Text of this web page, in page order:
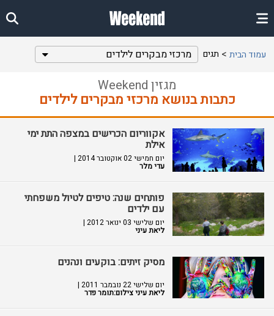
מגזין Weekend
כתבות בנושא מרכזי מבקרים לילדים
עמוד הבית תגים מרכזי מבקרים לילדים
אקווריום הכרישים במצפה התת ימי
אילת
יום חמישי 02 אוקטובר 2014 |
עדי מלר
פותחים שנה: טיפים לטיול משפחתי
עם ילדים
יום שלישי 03 ינואר 2012 |
ליאת עיני
מסיק זיתים: בוקעים ונהנים
יום שלישי 22 נובמבר 2011 |
ליאת עיני צילום:תומר פדר